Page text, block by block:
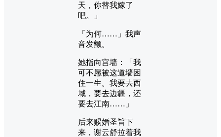
天，你替我嫁了
吧。」
「为何……」我声
音发颤。
她指向宫墙：「我
可不愿被这道墙困
住一生。我要去西
域，要去边疆，还
要去江南……」
后来赐婚圣旨下
来，谢云舒拉着我